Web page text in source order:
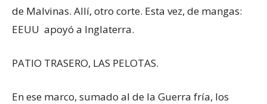
de Malvinas. Allí, otro corte. Esta vez, de mangas:
EEUU apoyó a Inglaterra.
PATIO TRASERO, LAS PELOTAS.
En ese marco, sumado al de la Guerra fría, los